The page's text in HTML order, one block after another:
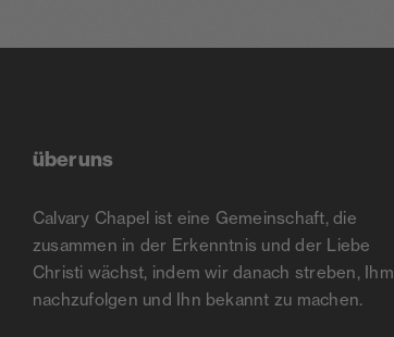
über uns
Calvary Chapel ist eine Gemeinschaft, die
zusammen in der Erkenntnis und der Liebe
Christi wächst, indem wir danach streben, Ihm
nachzufolgen und Ihn bekannt zu machen.